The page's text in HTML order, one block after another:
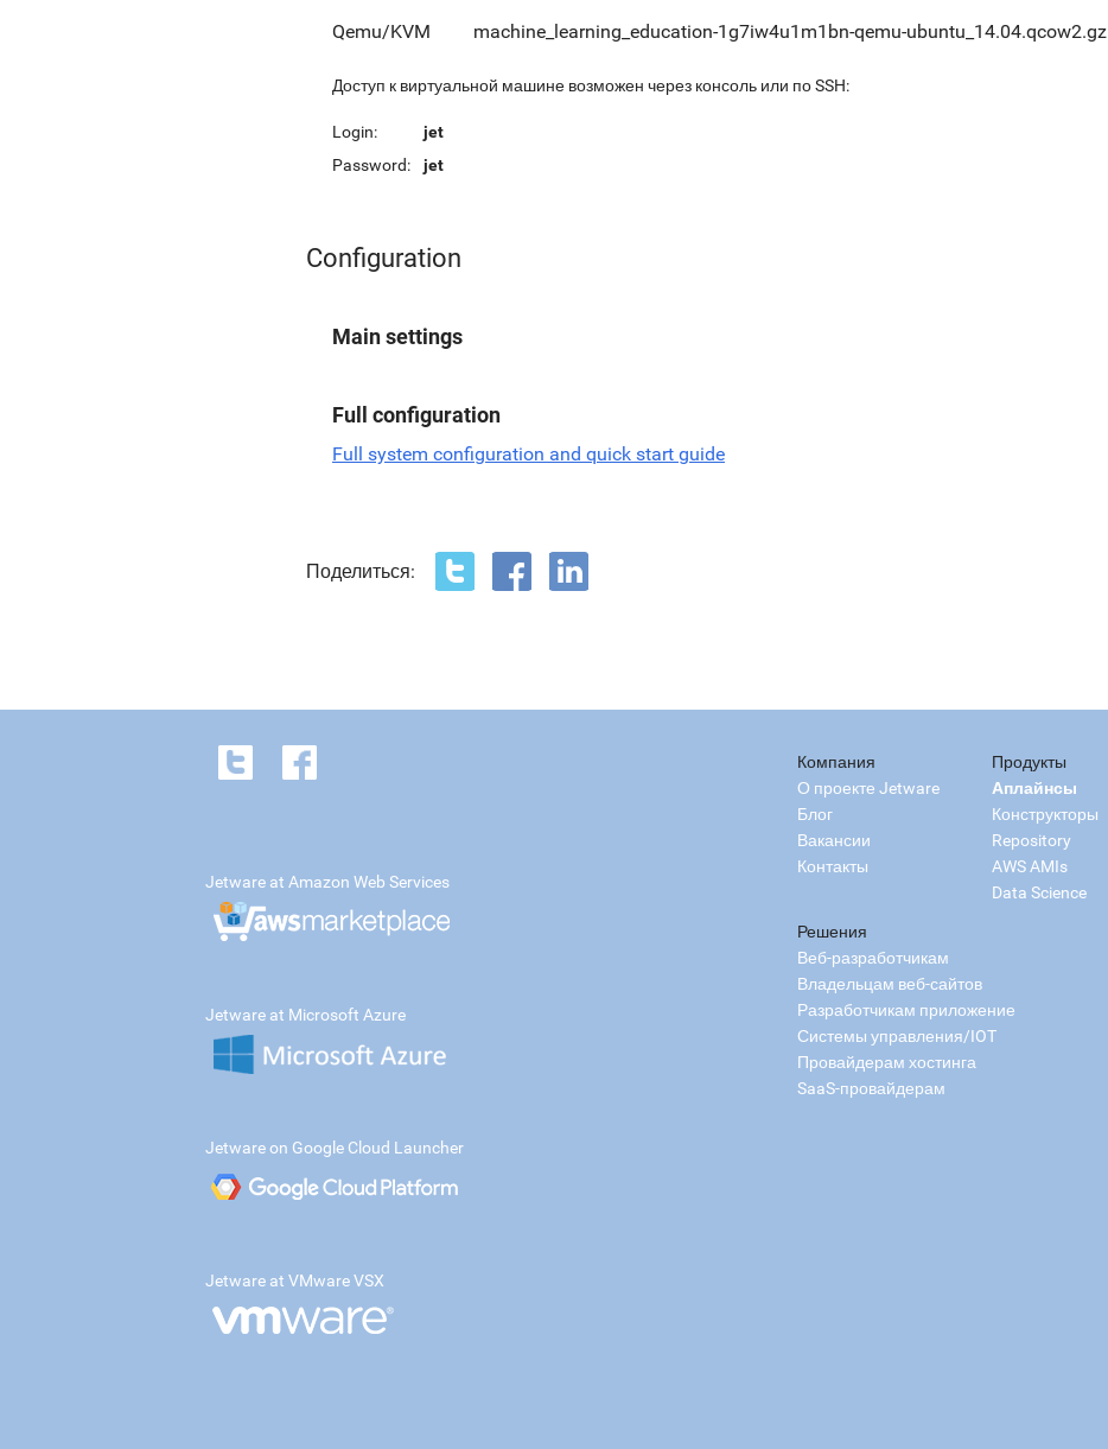
Qemu/KVM machine_learning_education-1g7iw4u1m1bn-qemu-ubuntu_14.04.qcow2.gz
Доступ к виртуальной машине возможен через консоль или по SSH:
Login:
jet
Password:
jet
Configuration
Main settings
Full configuration
Full system configuration and quick start guide
Поделиться:
Компания
О проекте Jetware
Блог
Вакансии
Контакты
Продукты
Аплайнсы
Конструкторы
Repository
AWS AMIs
Data Science
Решения
Веб-разработчикам
Владельцам веб-сайтов
Разработчикам приложение
Системы управления/IOT
Провайдерам хостинга
SaaS-провайдерам
Jetware at Amazon Web Services
Jetware at Microsoft Azure
Jetware on Google Cloud Launcher
Jetware at VMware VSX